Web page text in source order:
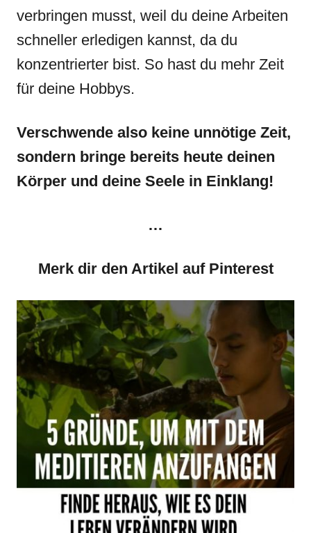
verbringen musst, weil du deine Arbeiten
schneller erledigen kannst, da du
konzentrierter bist. So hast du mehr Zeit
für deine Hobbys.
Verschwende also keine unnötige Zeit,
sondern bringe bereits heute deinen
Körper und deine Seele in Einklang!
…
Merk dir den Artikel auf Pinterest